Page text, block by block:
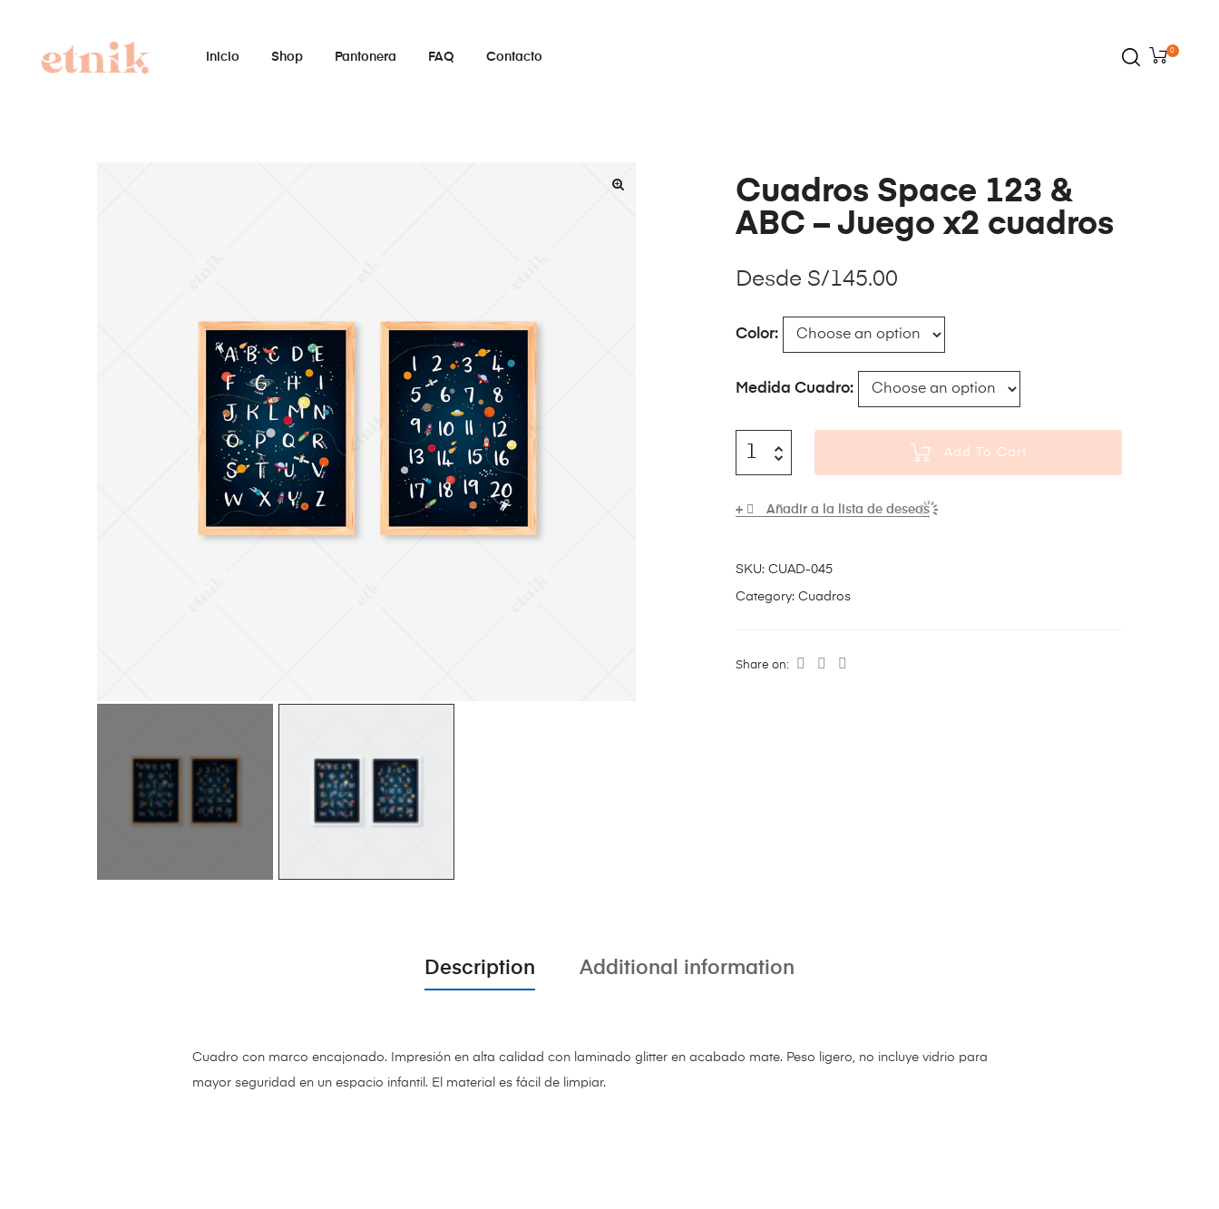
Inicio Shop Pantonera FAQ Contacto
0
Cuadros Space 123 &
ABC – Juego x2 cuadros
Desde S/145.00
Color
Medida Cuadro
Add To Cart
Añadir a la lista de deseos
SKU: CUAD-045
Category: Cuadros
Share on:
Description Additional information
Cuadro con marco encajonado. Impresión en alta calidad con laminado glitter en acabado mate. Peso ligero, no incluye vidrio para
mayor seguridad en un espacio infantil. El material es fácil de limpiar.